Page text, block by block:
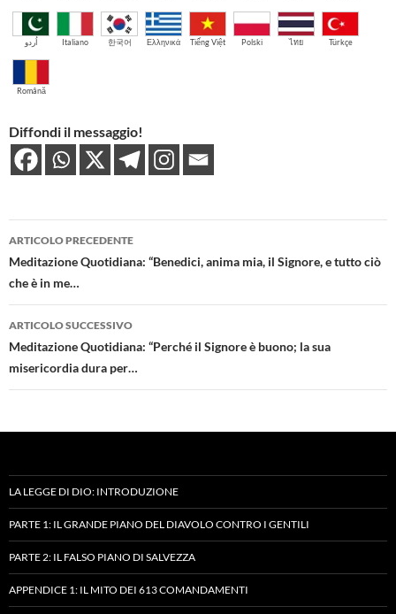
اُردو Italiano 한국어 Ελληνικά Tiếng Việt Polski ไทย Türkçe
Română
Diffondi il messaggio!
Navigazione
articolo
ARTICOLO PRECEDENTE
Meditazione Quotidiana: “Benedici, anima mia, il Signore, e tutto ciò
che è in me…
ARTICOLO SUCCESSIVO
Meditazione Quotidiana: “Perché il Signore è buono; la sua
misericordia dura per…
LA LEGGE DI DIO: INTRODUZIONE
PARTE 1: IL GRANDE PIANO DEL DIAVOLO CONTRO I GENTILI
PARTE 2: IL FALSO PIANO DI SALVEZZA
APPENDICE 1: IL MITO DEI 613 COMANDAMENTI